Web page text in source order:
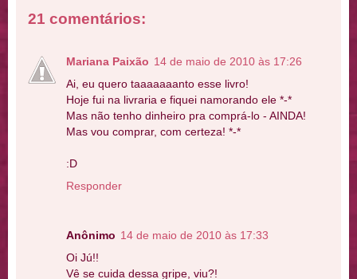
21 comentários:
Mariana Paixão 14 de maio de 2010 às 17:26
Ai, eu quero taaaaaaanto esse livro!
Hoje fui na livraria e fiquei namorando ele *-*
Mas não tenho dinheiro pra comprá-lo - AINDA!
Mas vou comprar, com certeza! *-*
:D
Responder
Anônimo 14 de maio de 2010 às 17:33
Oi Jú!!
Vê se cuida dessa gripe, viu?!